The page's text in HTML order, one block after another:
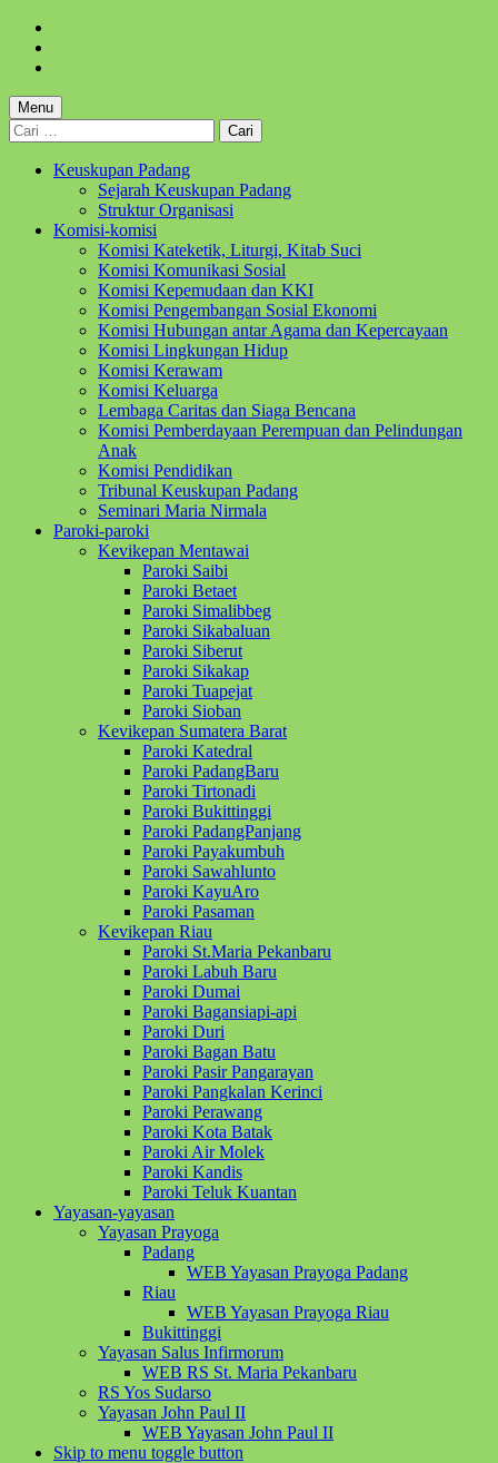
content
footer
Menu
Cari
untuk:
Keuskupan Padang
Sejarah Keuskupan Padang
Struktur Organisasi
Komisi-komisi
Komisi Kateketik, Liturgi, Kitab Suci
Komisi Komunikasi Sosial
Komisi Kepemudaan dan KKI
Komisi Pengembangan Sosial Ekonomi
Komisi Hubungan antar Agama dan Kepercayaan
Komisi Lingkungan Hidup
Komisi Kerawam
Komisi Keluarga
Lembaga Caritas dan Siaga Bencana
Komisi Pemberdayaan Perempuan dan Pelindungan
Anak
Komisi Pendidikan
Tribunal Keuskupan Padang
Seminari Maria Nirmala
Paroki-paroki
Kevikepan Mentawai
Paroki Saibi
Paroki Betaet
Paroki Simalibbeg
Paroki Sikabaluan
Paroki Siberut
Paroki Sikakap
Paroki Tuapejat
Paroki Sioban
Kevikepan Sumatera Barat
Paroki Katedral
Paroki PadangBaru
Paroki Tirtonadi
Paroki Bukittinggi
Paroki PadangPanjang
Paroki Payakumbuh
Paroki Sawahlunto
Paroki KayuAro
Paroki Pasaman
Kevikepan Riau
Paroki St.Maria Pekanbaru
Paroki Labuh Baru
Paroki Dumai
Paroki Bagansiapi-api
Paroki Duri
Paroki Bagan Batu
Paroki Pasir Pangarayan
Paroki Pangkalan Kerinci
Paroki Perawang
Paroki Kota Batak
Paroki Air Molek
Paroki Kandis
Paroki Teluk Kuantan
Yayasan-yayasan
Yayasan Prayoga
Padang
WEB Yayasan Prayoga Padang
Riau
WEB Yayasan Prayoga Riau
Bukittinggi
Yayasan Salus Infirmorum
WEB RS St. Maria Pekanbaru
RS Yos Sudarso
Yayasan John Paul II
WEB Yayasan John Paul II
Skip to menu toggle button